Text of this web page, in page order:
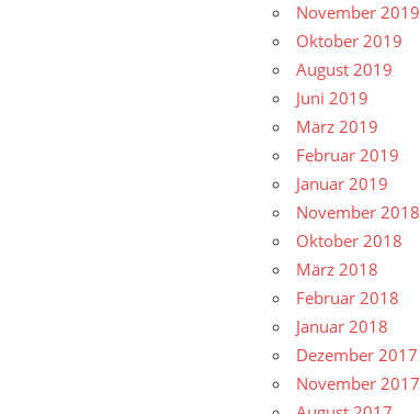
November 2019
Oktober 2019
August 2019
Juni 2019
März 2019
Februar 2019
Januar 2019
November 2018
Oktober 2018
März 2018
Februar 2018
Januar 2018
Dezember 2017
November 2017